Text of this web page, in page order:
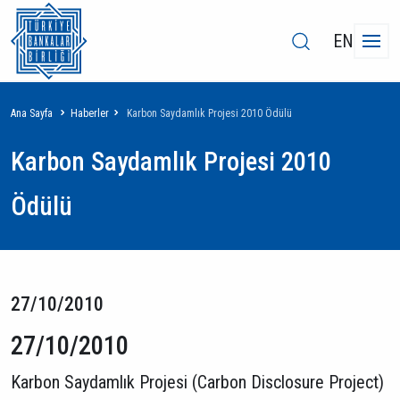
EN
Sayfa
yolu
Ana Sayfa Haberler Karbon Saydamlık Projesi 2010 Ödülü
Karbon Saydamlık Projesi 2010
Ödülü
27/10/2010
27/10/2010
Karbon Saydamlık Projesi (Carbon Disclosure Project)